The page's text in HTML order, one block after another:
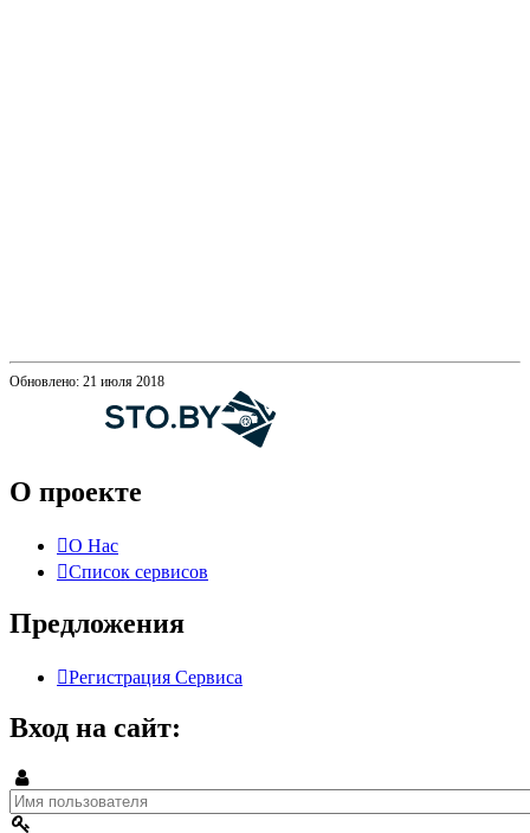
Обновлено: 21 июля 2018
О проекте
О Нас
Список сервисов
Предложения
Регистрация Сервиса
Вход на сайт: